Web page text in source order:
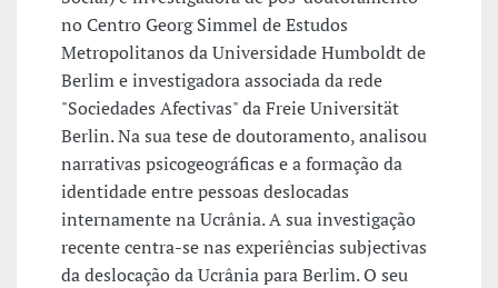
no Centro Georg Simmel de Estudos
Metropolitanos da Universidade Humboldt de
Berlim e investigadora associada da rede
"Sociedades Afectivas" da Freie Universität
Berlin. Na sua tese de doutoramento, analisou
narrativas psicogeográficas e a formação da
identidade entre pessoas deslocadas
internamente na Ucrânia. A sua investigação
recente centra-se nas experiências subjectivas
da deslocação da Ucrânia para Berlim. O seu